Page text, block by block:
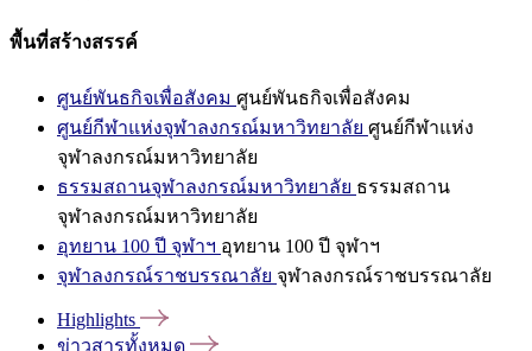
พื้นที่สร้างสรรค์
ศูนย์พันธกิจเพื่อสังคม ศูนย์พันธกิจเพื่อสังคม
ศูนย์กีฬาแห่งจุฬาลงกรณ์มหาวิทยาลัย ศูนย์กีฬาแห่ง
จุฬาลงกรณ์มหาวิทยาลัย
ธรรมสถานจุฬาลงกรณ์มหาวิทยาลัย ธรรมสถาน
จุฬาลงกรณ์มหาวิทยาลัย
อุทยาน 100 ปี จุฬาฯ อุทยาน 100 ปี จุฬาฯ
จุฬาลงกรณ์ราชบรรณาลัย จุฬาลงกรณ์ราชบรรณาลัย
Highlights
ข่าวสารทั้งหมด